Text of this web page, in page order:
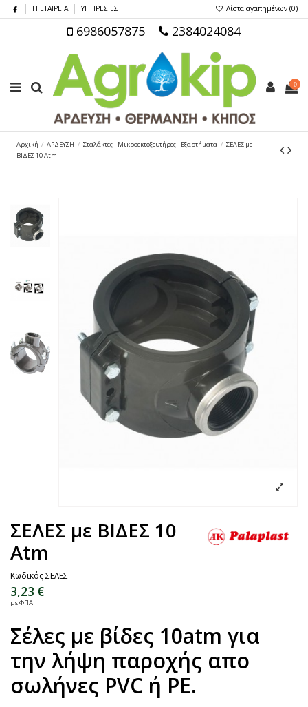
Η ΕΤΑΙΡΕΙΑ ΥΠΗΡΕΣΙΕΣ Λίστα αγαπημένων (0)
6986057875 2384024084
0
Αρχική ΑΡΔΕΥΣΗ Σταλάκτες - Μικροεκτοξευτήρες - Εξαρτήματα
ΣΕΛΕΣ με
ΒΙΔΕΣ 10 Atm
ΣΕΛΕΣ με ΒΙΔΕΣ 10
Atm
ΚωδικόςΣΕΛΕΣ
3,23 €
με ΦΠΑ
Σέλες με βίδες 10atm για
την λήψη παροχής απο
σωλήνες PVC ή PE.